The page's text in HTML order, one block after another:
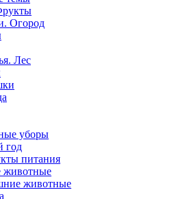
Огород
Лес
уборы
год
питания
животные
животные